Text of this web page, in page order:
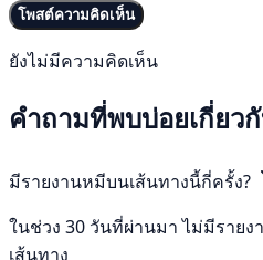
โพสต์ความคิดเห็น
ยังไม่มีความคิดเห็น
คำถามที่พบบ่อยเกี่ยว
มีรายงานหมีบนเส้นทางนี้กี่ครั้ง?
ในช่วง 30 วันที่ผ่านมา ไม่มีราย
เส้นทาง